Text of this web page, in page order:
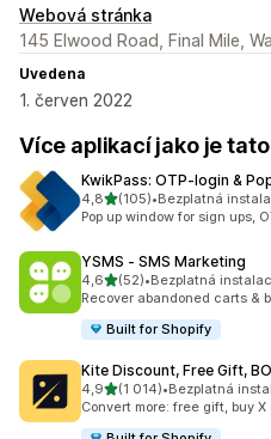
Webová stránka
145 Elwood Road, Final Mile,
Uvedena
1. červen 2022
Více aplikací jako je tato
KwikPass: OTP‑login &
4,8z 5 hvězd
(105)
Celkový počet recenzí: 105
•Bezplatná
Pop up window for sign ups,
YSMS ‑ SMS Marketing
4,6z 5 hvězd
(52)
Celkový počet recenzí: 52
•Bezplatná
Recover abandoned carts &
Built for Shopify
Kite Discount, Free Gift,
4,9z 5 hvězd
(1 014)
Celkový počet recenzí: 1014
•Bezplatná
Convert more: free gift, buy